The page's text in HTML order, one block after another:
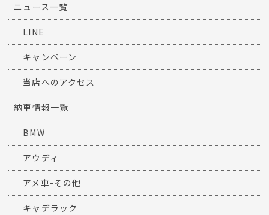
ニュース一覧
LINE
キャンペーン
当店へのアクセス
納車情報一覧
BMW
アウディ
アメ車-その他
キャデラック